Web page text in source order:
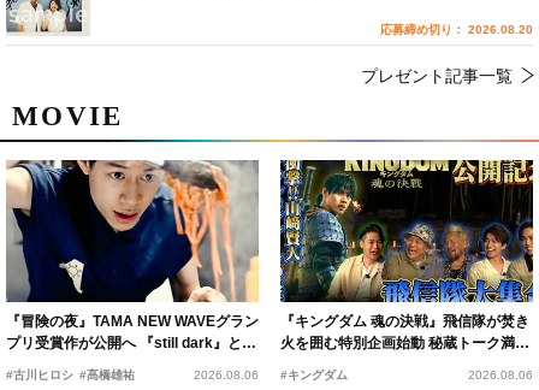
MOVIE
『冒険の夜』TAMA NEW WAVEグラン
プリ受賞作が公開へ 『still dark』と同
時上映決定
#古川ヒロシ #髙橋雄祐 2026.08.06
『キングダム 魂の決戦』飛信隊が焚き
火を囲む特別企画始動 秘蔵トーク満載
の“キングダムキャンプ”開催
#キングダム 2026.08.06
応募締め切り： 2026.08.20
プレゼント記事一覧